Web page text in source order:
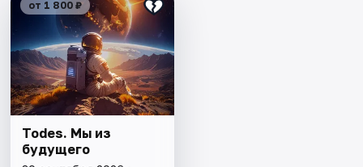
от 1 800 ₽
Todes. Мы из
будущего